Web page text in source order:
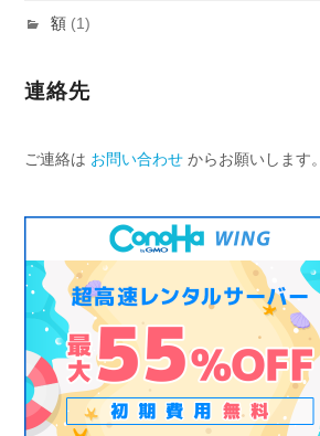
額 (1)
連絡先
ご連絡は お問い合わせ からお願いします。